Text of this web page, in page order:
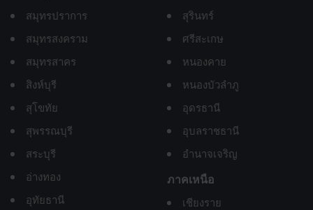
สมุทรปราการ
สมุทรสงคราม
สมุทรสาคร
สิงห์บุรี
สุโขทัย
สุพรรณบุรี
สระบุรี
อ่างทอง
อุทัยธานี
สุรินทร์
ศรีสะเกษ
หนองคาย
หนองบัวลำภู
อุดรธานี
อุบลราชธานี
อำนาจเจริญ
ภาคเหนือ
เชียงราย